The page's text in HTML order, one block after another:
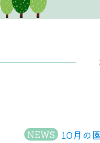
NEWS 10月の